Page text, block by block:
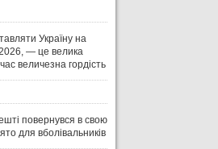
бы Шахтер, если бы не было удаления
Україну на
2026, — це велика
величезна гордість
повернувся в свою
для вболівальників